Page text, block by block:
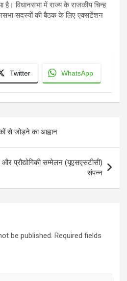
है। विधानसभा में राज्य के राजकीय चिन्ह
सदस्यों की बैठक के लिए एक्सटेंशन
Twitter WhatsApp
से जोड़ने का आह्वान
और प्रौद्योगिकी सम्मेलन (यूएसएसटीसी)
संपन्न
be published. Required fields